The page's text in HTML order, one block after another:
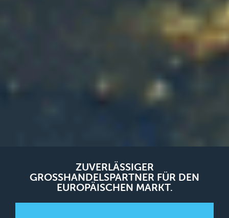
ZUVERLÄSSIGER
GROSSHANDELSPARTNER FÜR DEN E
UROPÄISCHEN MARKT.